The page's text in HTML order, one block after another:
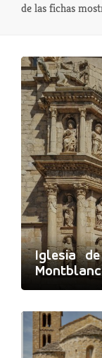
de las fichas
Iglesia
Montblanc